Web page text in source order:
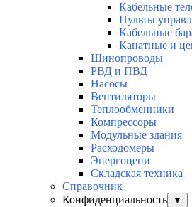
Кабельные
Пульты
Кабельные
Канатные и
Шинопроводы
РВД и ПВД
Насосы
Вентиляторы
Теплообменники
Компрессоры
Модульные здания
Расходомеры
Энергоцепи
Складская техника
Справочник
Конфиденциальность
▼